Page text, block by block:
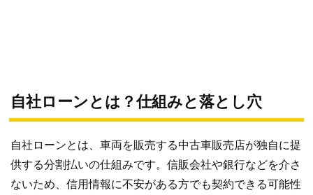
自社ローンとは？仕組みと落とし穴
自社ローンとは、車両を販売する中古車販売店が独自に提
供する分割払いの仕組みです。信販会社や銀行などを介さ
ないため、信用情報に不安がある方でも契約できる可能性